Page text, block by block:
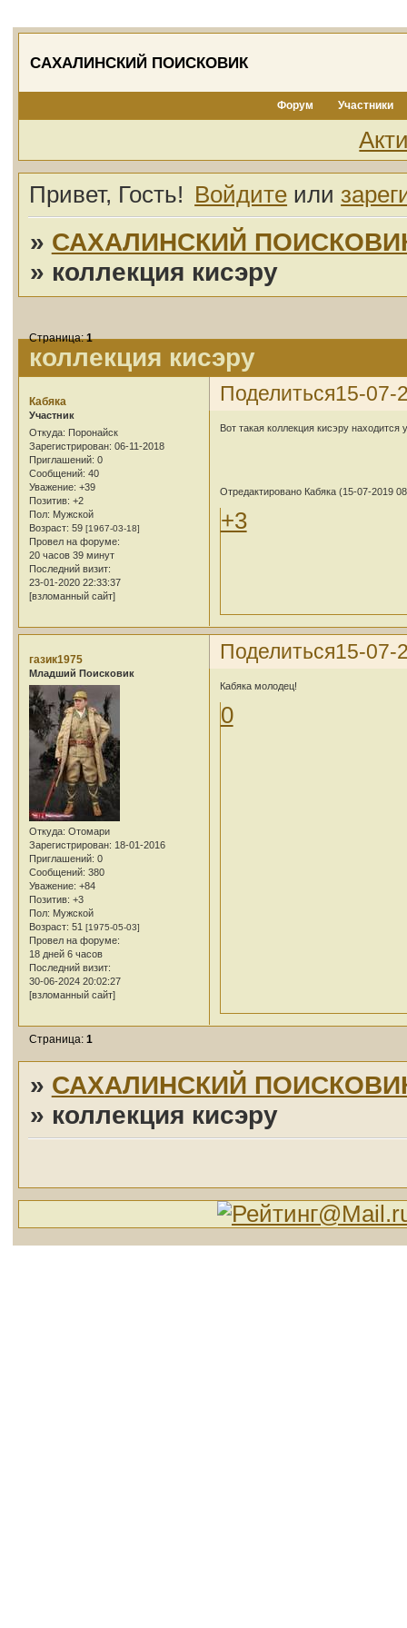
САХАЛИНСКИЙ ПОИСКОВИК
Форум Участники
Привет, Гость! Войдите или
» САХАЛИНСКИЙ
» коллекция кисэру
коллекция кисэру
Страница:1
Поделиться15-07-
Кабяка
Участник
Откуда: Поронайск
Зарегистрирован: 06-11-2018
Приглашений: 0
Сообщений: 40
Уважение: +39
Позитив: +2
Пол: Мужской
Возраст: 59 [1967-03-18]
Провел на форуме:
20 часов 39 минут
Последний визит:
23-01-2020 22:33:37
[взломанный сайт]
Вот такая коллекция кисэру находится
Отредактировано Кабяка (15-07-2019
+3
Поделиться15-07-
газик1975
Младший Поисковик
Откуда: Отомари
Зарегистрирован: 18-01-2016
Приглашений: 0
Сообщений: 380
Уважение: +84
Позитив: +3
Пол: Мужской
Возраст: 51 [1975-05-03]
Провел на форуме:
18 дней 6 часов
Последний визит:
30-06-2024 20:02:27
[взломанный сайт]
Кабяка молодец!
0
Страница: 1
» САХАЛИНСКИЙ
» коллекция кисэру